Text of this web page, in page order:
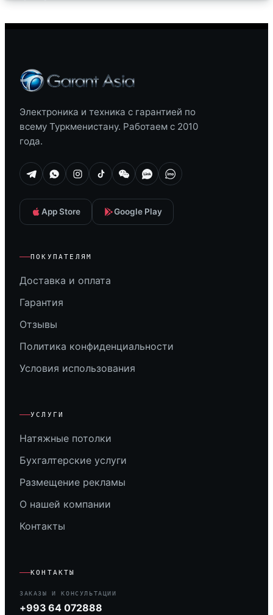
Электроника и техника с гарантией по
всему Туркменистану. Работаем с 2010
года.
App Store Google Play
ПОКУПАТЕЛЯМ
Доставка и оплата
Гарантия
Отзывы
Политика конфиденциальности
Условия использования
УСЛУГИ
Натяжные потолки
Бухгалтерские услуги
Размещение рекламы
О нашей компании
Контакты
КОНТАКТЫ
ЗАКАЗЫ И КОНСУЛЬТАЦИИ
+993 64 072888